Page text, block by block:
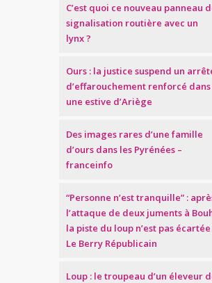
C’est quoi ce nouveau panneau
signalisation routière avec un
lynx ?
Ours : la justice suspend un
d’effarouchement renforcé dans
une estive d’Ariège
Des images rares d’une famille
d’ours dans les Pyrénées –
franceinfo
“Personne n’est tranquille” :
l’attaque de deux juments à
la piste du loup n’est pas écartée
Le Berry Républicain
Loup : le troupeau d’un éleveur